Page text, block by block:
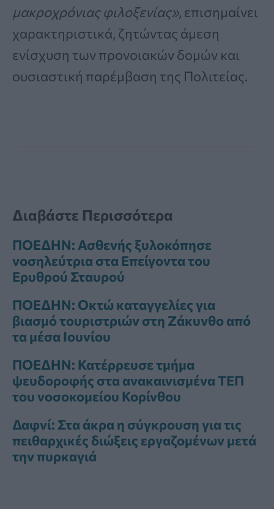
μακροχρόνιας φιλοξενίας», επισημαίνει
χαρακτηριστικά, ζητώντας άμεση
ενίσχυση των προνοιακών δομών και
ουσιαστική παρέμβαση της Πολιτείας.
Διαβάστε Περισσότερα
ΠΟΕΔΗΝ: Ασθενής ξυλοκόπησε
νοσηλεύτρια στα Επείγοντα του
Ερυθρού Σταυρού
ΠΟΕΔΗΝ: Οκτώ καταγγελίες για
βιασμό τουριστριών στη Ζάκυνθο από
τα μέσα Ιουνίου
ΠΟΕΔΗΝ: Κατέρρευσε τμήμα
ψευδοροφής στα ανακαινισμένα ΤΕΠ
του νοσοκομείου Κορίνθου
Δαφνί: Στα άκρα η σύγκρουση για τις
πειθαρχικές διώξεις εργαζομένων μετά
την πυρκαγιά